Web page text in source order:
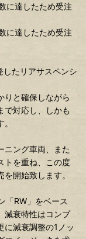
に達したため受注
に達したため受注
たリアサスペンシ
りと確保しながら
で対応し、しかも
ニング車両、また
トを重ね、この度
開始致します。
「RW」をベース
減衰特性はコンプ
に減衰調整の1ノッ